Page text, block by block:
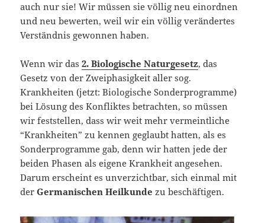
auch nur sie! Wir müssen sie völlig neu einordnen
und neu bewerten, weil wir ein völlig verändertes
Verständnis gewonnen haben.
Wenn wir das2. Biologische Naturgesetz, das
Gesetz von der Zweiphasigkeit aller sog.
Krankheiten (jetzt: Biologische Sonderprogramme)
bei Lösung des Konfliktes betrachten, so müssen
wir feststellen, dass wir weit mehr vermeintliche
“Krankheiten” zu kennen geglaubt hatten, als es
Sonderprogramme gab, denn wir hatten jede der
beiden Phasen als eigene Krankheit angesehen.
Darum erscheint es unverzichtbar, sich einmal mit
derGermanischen Heilkunde zu beschäftigen.